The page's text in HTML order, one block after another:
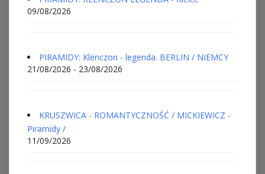
09/08/2026
PIRAMIDY: Klenczon - legenda. BERLIN / NIEMCY
21/08/2026 - 23/08/2026
KRUSZWICA - ROMANTYCZNOŚĆ / MICKIEWICZ -
Piramidy /
11/09/2026